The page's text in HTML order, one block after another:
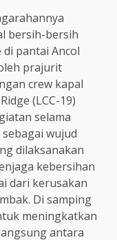
bersih-bersih
pantai Ancol
prajurit
crew kapal
(LCC-19)
selama
wujud
dilaksanakan
kebersihan
dari kerusakan
Di samping
meningkatkan
antara